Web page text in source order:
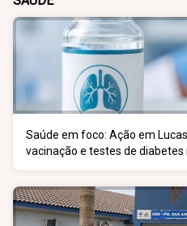
Saúde em foco: Ação em
vacinação e testes de diabetes